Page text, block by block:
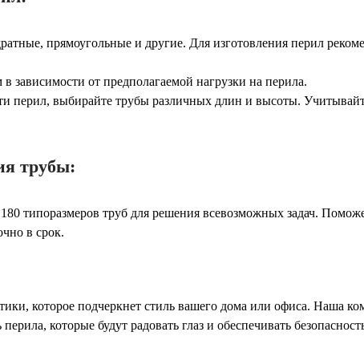
прямоугольные и другие. Для изготовления перил
от предполагаемой нагрузки на перила.
перил, выбирайте трубы различных длин и высоты.
трубы:
типоразмеров труб для решения всевозможных задач.
в срок.
которое подчеркнет стиль вашего дома или офиса. Наша
которые будут радовать глаз и обеспечивать